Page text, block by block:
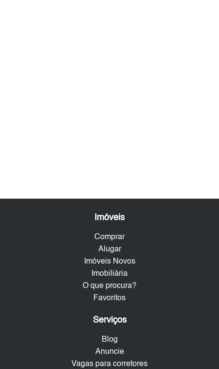
Imóveis
Comprar
Alugar
Imóveis Novos
Imobiliária
O que procura?
Favoritos
Serviços
Blog
Anuncie
Vagas para corretores